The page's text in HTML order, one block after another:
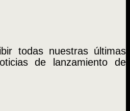
todas nuestras últimas
de lanzamiento de